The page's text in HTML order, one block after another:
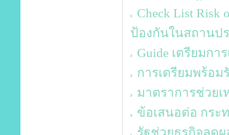
Check List
ป้องกันในสถานป
Guide เตรียมกา
การเตรียมพร้อม
มาตราการช่วย
ข้อเสนอต่อ กระ
รัฐช่วยธุรกิจลด